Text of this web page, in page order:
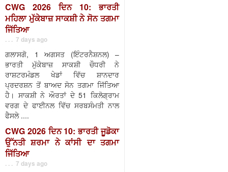
CWG 2026 ਦਿਨ 10: ਭਾਰਤੀ
ਮਹਿਲਾ ਮੁੱਕੇਬਾਜ਼ ਸਾਕਸ਼ੀ ਨੇ ਸੋਨ ਤਗਮਾ
ਜਿੱਤਿਆ
. . . 7 days ago
ਗਲਾਸਗੋ, 1 ਅਗਸਤ (ਇੰਟਰਨੈਸ਼ਨਲ) –
ਭਾਰਤੀ ਮੁੱਕੇਬਾਜ਼ ਸਾਕਸ਼ੀ ਚੌਧਰੀ ਨੇ
ਰਾਸ਼ਟਰਮੰਡਲ ਖੇਡਾਂ ਵਿੱਚ ਸ਼ਾਨਦਾਰ
ਪ੍ਰਦਰਸ਼ਨ ਤੋਂ ਬਾਅਦ ਸੋਨ ਤਗਮਾ ਜਿੱਤਿਆ
ਹੈ। ਸਾਕਸ਼ੀ ਨੇ ਔਰਤਾਂ ਦੇ 51 ਕਿਲੋਗ੍ਰਾਮ
ਵਰਗ ਦੇ ਫਾਈਨਲ ਵਿੱਚ ਸਰਬਸੰਮਤੀ ਨਾਲ
ਫੈਸਲੇ ....
CWG 2026 ਦਿਨ 10: ਭਾਰਤੀ ਜੂਡੋਕਾ
ਉੱਨਤੀ ਸ਼ਰਮਾ ਨੇ ਕਾਂਸੀ ਦਾ ਤਗਮਾ
ਜਿੱਤਿਆ
. . . 7 days ago